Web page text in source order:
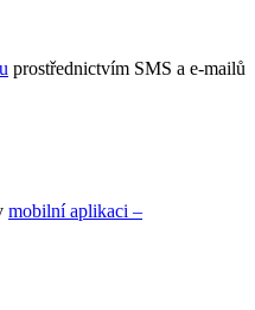
prostřednictvím SMS a e-mailů
mobilní aplikaci –